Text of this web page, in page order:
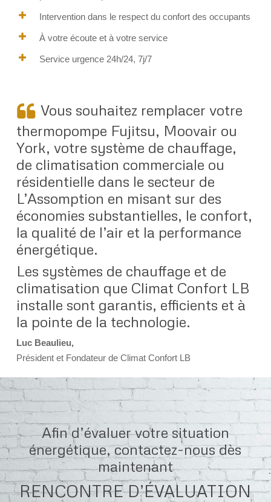
Intervention dans le respect du confort des occupants
À votre écoute et à votre service
Service urgence 24h/24, 7j/7
Vous souhaitez remplacer votre
thermopompe Fujitsu, Moovair ou
York, votre système de chauffage,
de climatisation commerciale ou
résidentielle dans le secteur de
L’Assomption en misant sur des
économies substantielles, le confort,
la qualité de l’air et la performance
énergétique.
Les systèmes de chauffage et de
climatisation que Climat Confort LB
installe sont garantis, efficients et à
la pointe de la technologie.
Luc Beaulieu,
Président et Fondateur de Climat Confort LB
Afin d’évaluer votre situation
énergétique, contactez-nous dès
maintenant
RENCONTRE D’ÉVALUATION